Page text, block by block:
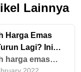
Lainnya
Harga Emas
Lagi? Ini
Ahli &
harga emas
2022